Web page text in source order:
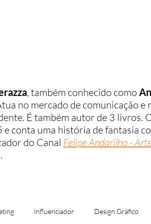
, também conhecido como
no mercado de comunicação
É também autor de 3 livros.
e conta uma história de fantasia
do Canal Felipe Andarilho -
Influenciador Design Gráfico